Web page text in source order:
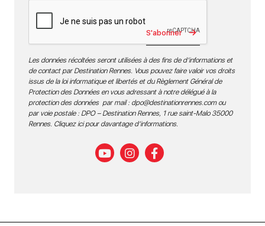
S'abonner
Les données récoltées seront utilisées à des fins de d’informations et
de contact par Destination Rennes. Vous pouvez faire valoir vos droits
issus de la loi informatique et libertés et du Règlement Général de
Protection des Données en vous adressant à notre délégué à la
protection des données par mail : dpo@destinationrennes.comou
par voie postale : DPO – Destination Rennes, 1 rue saint-Malo 35000
Rennes. Cliquez ici pour davantage d’informations.